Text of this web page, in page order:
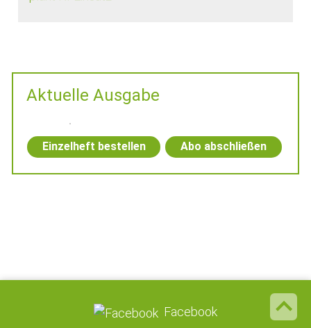
Aktuelle Ausgabe
Einzelheft bestellen Abo abschließen
Facebook